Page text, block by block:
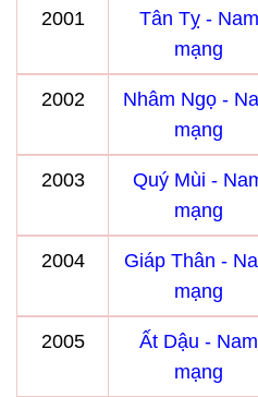
2001
Tân Tỵ - Nam
mạng
2002
Nhâm Ngọ -
mạng
2003
Quý Mùi -
mạng
2004
Giáp Thân -
mạng
2005
Ất Dậu - Nam
mạng